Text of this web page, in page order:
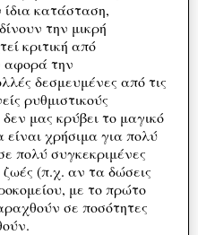
κατάσταση,
την μικρή
κριτική από
αφορά την
δεσμευμένες από τις
ρυθμιστικούς
μας κρύβει το μαγικό
χρήσιμα για πολύ
πολύ συγκεκριμένες
(π.χ. αν τα δώσεις
με το πρώτο
σε ποσότητες